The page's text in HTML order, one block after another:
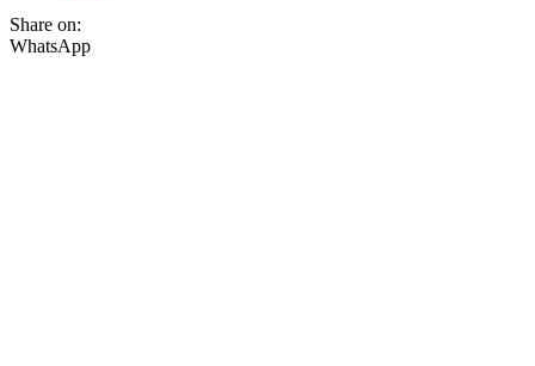
Share on:
WhatsApp